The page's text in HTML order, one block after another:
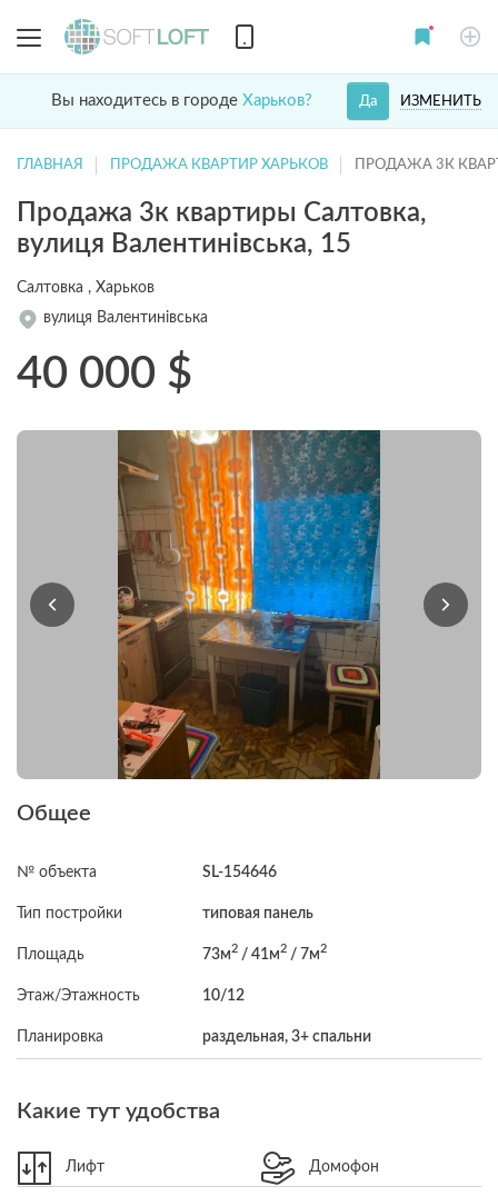
Вы находитесь в городе Харьков? ИЗМЕНИТЬ
Да
ГЛАВНАЯ ПРОДАЖА КВАРТИР ХАРЬКОВ ПРОДАЖА 3К
Продажа 3к квартиры Салтовка,
вулиця Валентинівська, 15
Салтовка , Харьков
вулиця Валентинівська
40 000 $
Общее
№ объекта SL-154646
Тип постройки типовая панель
Площадь 73м2 / 41м2 / 7м2
Этаж/Этажность 10/12
Планировка раздельная, 3+ спальни
Какие тут удобства
Лифт Домофон